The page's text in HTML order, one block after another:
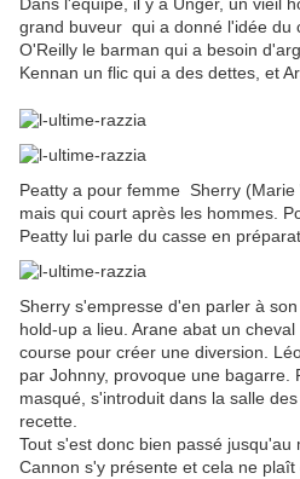
grand buveur qui a donné l'idée du
O'Reilly le barman qui a besoin
Kennan un flic qui a des dettes, et
Peatty a pour femme Sherry (Marie
mais qui court après les hommes.
Peatty lui parle du casse en
Sherry s'empresse d'en parler à
hold-up a lieu. Arane abat un
course pour créer une diversion.
par Johnny, provoque une bagarre.
masqué, s'introduit dans la salle
recette.
Tout s'est donc bien passé jusqu'au
Cannon s'y présente et cela ne